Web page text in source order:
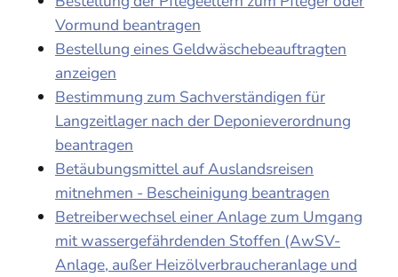
Vormund beantragen
Bestellung eines Geldwäschebeauftragten
anzeigen
Bestimmung zum Sachverständigen für
Langzeitlager nach der Deponieverordnung
beantragen
Betäubungsmittel auf Auslandsreisen
mitnehmen - Bescheinigung beantragen
Betreiberwechsel einer Anlage zum Umgang
mit wassergefährdenden Stoffen (AwSV-
Anlage, außer Heizölverbraucheranlage und